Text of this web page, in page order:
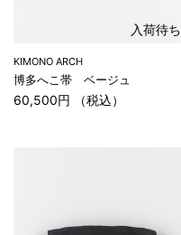
入荷待ち
KIMONO ARCH
博多へこ帯 ベージュ
60,500円 （税込）